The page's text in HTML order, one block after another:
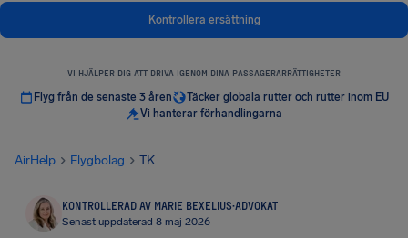
Kontrollera ersättning
VI HJÄLPER DIG ATT DRIVA IGENOM DINA PASSAGERARRÄTTIGHETER
Flyg från de senaste 3 åren
Täcker globala rutter och rutter inom EU
Vi hanterar förhandlingarna
AirHelp Flygbolag TK
KONTROLLERAD AV MARIE BEXELIUS·ADVOKAT
Senast uppdaterad 8 maj 2026